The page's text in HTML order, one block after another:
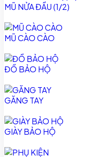
MŨ NỬA ĐẦU (1/2)
MŨ CÀO CÀO
ĐỒ BẢO HỘ
GĂNG TAY
GIÀY BẢO HỘ